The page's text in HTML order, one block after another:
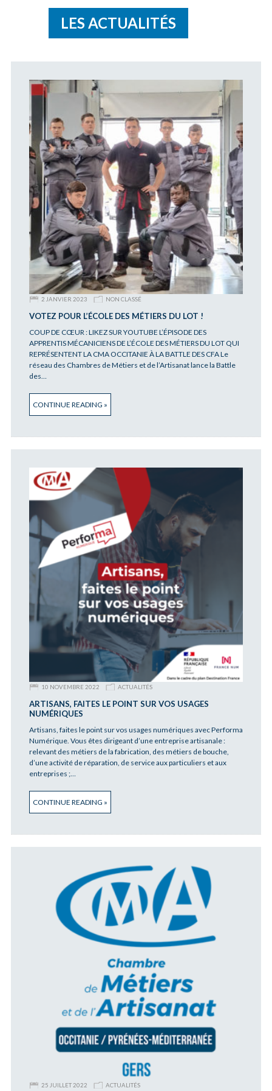
LES ACTUALITÉS
2 JANVIER 2023 NON CLASSÉ
VOTEZ POUR L’ÉCOLE DES MÉTIERS DU LOT !
COUP DE CŒUR : LIKEZ SUR YOUTUBE L’ÉPISODE DES
APPRENTIS MÉCANICIENS DE L’ÉCOLE DES MÉTIERS DU LOT QUI
REPRÉSENTENT LA CMA OCCITANIE À LA BATTLE DES CFA Le
réseau des Chambres de Métiers et de l’Artisanat lance la Battle
des…
CONTINUE READING »
10 NOVEMBRE 2022 ACTUALITÉS
ARTISANS, FAITES LE POINT SUR VOS USAGES
NUMÉRIQUES
Artisans, faites le point sur vos usages numériques avec Performa
Numérique. Vous êtes dirigeant d’une entreprise artisanale :
relevant des métiers de la fabrication, des métiers de bouche,
d’une activité de réparation, de service aux particuliers et aux
entreprises ;…
CONTINUE READING »
25 JUILLET 2022 ACTUALITÉS